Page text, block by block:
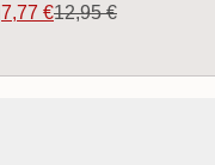
7,77 €12,95 €